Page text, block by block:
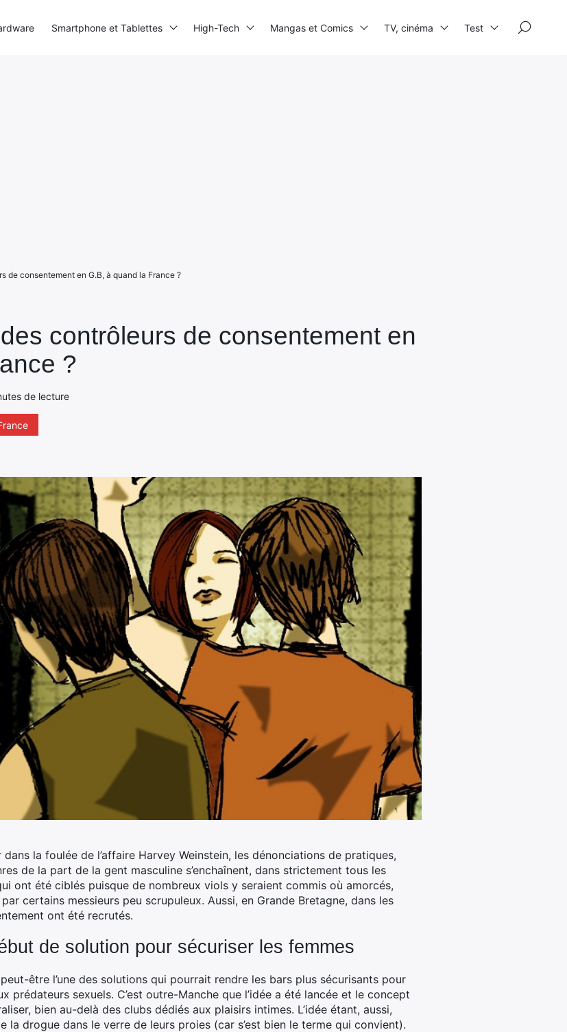
contrôleurs de consentement en
?
de lecture
de consentement en G.B, à quand la France ?
la foulée de l’affaire Harvey Weinstein, les dénonciations de pratiques,
de la part de la gent masculine s’enchaînent, dans strictement tous les
ont été ciblés puisque de nombreux viols y seraient commis où amorcés,
certains messieurs peu scrupuleux. Aussi, en Grande Bretagne, dans les
ont été recrutés.
de solution pour sécuriser les femmes
être l’une des solutions qui pourrait rendre les bars plus sécurisants pour
prédateurs sexuels. C’est outre-Manche que l’idée a été lancée et le concept
bien au-delà des clubs dédiés aux plaisirs intimes. L’idée étant, aussi,
la drogue dans le verre de leurs proies (car s’est bien le terme qui convient).
Smartphone et Tablettes High-Tech Mangas et Comics TV, cinéma Test